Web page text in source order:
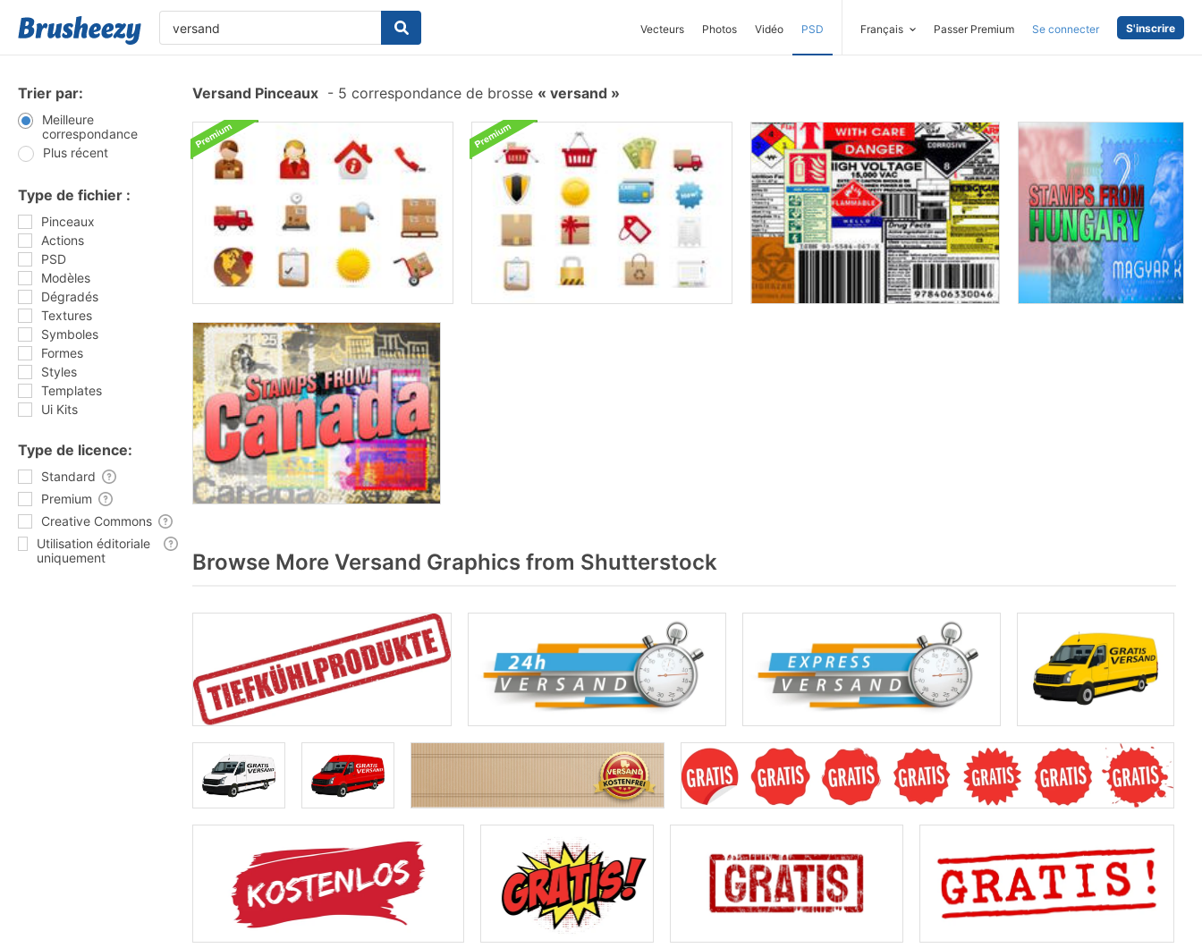
Vecteurs Photos Vidéo PSD Français Passer Premium Se connecter S'inscrire
Trier par:
Meilleure
correspondance
Plus récent
Type de fichier :
Pinceaux
Actions
PSD
Modèles
Dégradés
Textures
Symboles
Formes
Styles
Templates
Ui Kits
Type de licence:
Standard
Premium
Creative Commons
Utilisation éditoriale
uniquement
Versand Pinceaux - 5 correspondance de brosse versand
Browse More Versand Graphics from Shutterstock